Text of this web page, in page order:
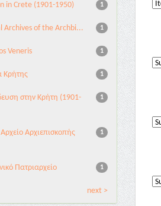
1
in Crete (1901-1950)
1
Archives of the Archbi...
1
Veneris
1
Κρήτης
1
στην Κρήτη (1901-
1
Αρχείο Αρχιεπισκοπής
1
Πατριαρχείο
next >